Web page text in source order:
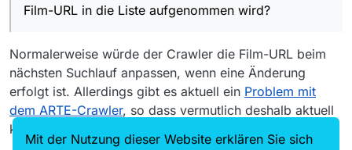
Film-URL in die Liste aufgenommen wird?
Normalerweise würde der Crawler die Film-URL beim
nächsten Suchlauf anpassen, wenn eine Änderung
erfolgt ist. Allerdings gibt es aktuell ein Problem mit
dem ARTE-Crawler, so dass vermutlich deshalb aktuell
keine Aktualisierung erfolgt.
Mit der Nutzung dieser Website erklären Sie sich